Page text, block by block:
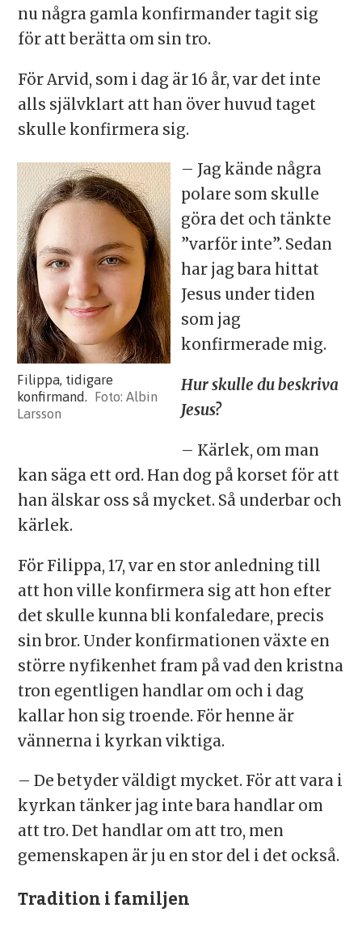
nu några gamla konfirmander tagit sig
för att berätta om sin tro.
För Arvid, som i dag är 16 år, var det inte
alls självklart att han över huvud taget
skulle konfirmera sig.
Filippa, tidigare
konfirmand.
Albin
Larsson
– Jag kände några
polare som skulle
göra det och tänkte
”varför inte”. Sedan
har jag bara hittat
Jesus under tiden
som jag
konfirmerade mig.
Hur skulle du beskriva
Jesus?
– Kärlek, om man
kan säga ett ord. Han dog på korset för att
han älskar oss så mycket. Så underbar och
kärlek.
För Filippa, 17, var en stor anledning till
att hon ville konfirmera sig att hon efter
det skulle kunna bli konfaledare, precis
sin bror. Under konfirmationen växte en
större nyfikenhet fram på vad den kristna
tron egentligen handlar om och i dag
kallar hon sig troende. För henne är
vännerna i kyrkan viktiga.
– De betyder väldigt mycket. För att vara i
kyrkan tänker jag inte bara handlar om
att tro. Det handlar om att tro, men
gemenskapen är ju en stor del i det också.
Tradition i familjen